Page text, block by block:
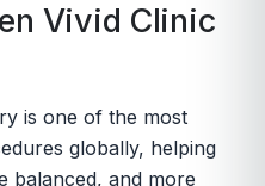
Vivid Clinic
is one of the most
globally, helping
balanced, and more